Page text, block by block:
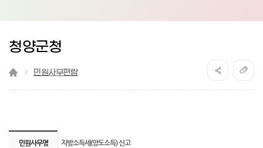
청양군청
민원사무편람
지방소득세(양도소득) 신고 상세내용
민원사무명 지방소득세(양도소득) 신고